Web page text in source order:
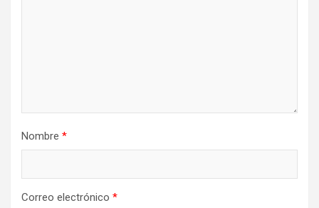
Nombre *
Correo electrónico *